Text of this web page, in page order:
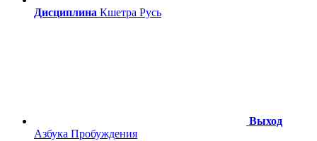
Дисциплина Кшетра Русь
Выход
Азбука Пробуждения